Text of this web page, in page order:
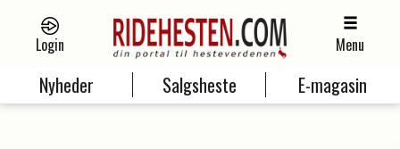
Login Menu
Nyheder Salgsheste E-magasin